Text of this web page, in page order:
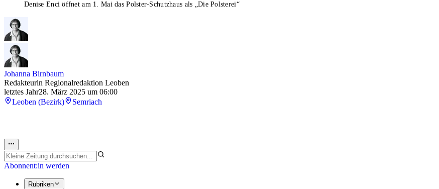
Denise Enci öffnet am 1. Mai das Polster-Schutzhaus als „Die Polsterei“
Johanna Birnbaum
Redakteurin Regionalredaktion Leoben
letztes Jahr28. März 2025 um 06:00
Leoben (Bezirk)
Semriach
Abonnent:in werden
Rubriken